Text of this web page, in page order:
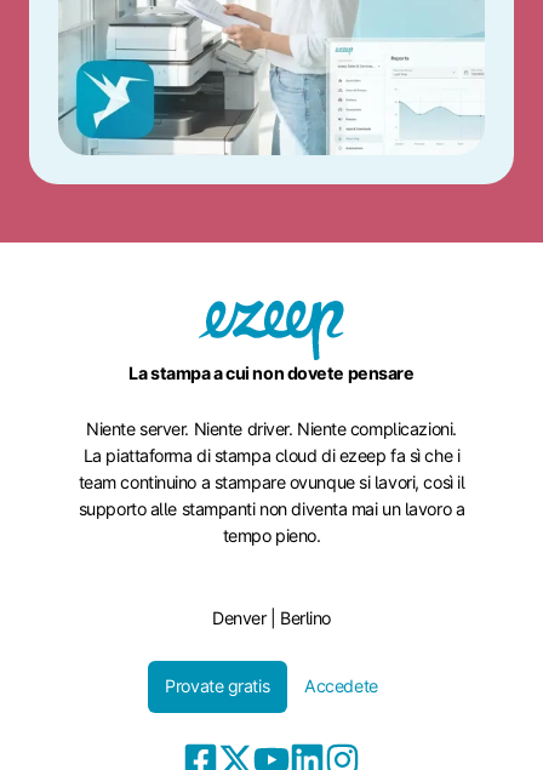
La stampa a cui non dovete pensare
Niente server. Niente driver. Niente complicazioni.
La piattaforma di stampa cloud di ezeep fa sì che i
team continuino a stampare ovunque si lavori, così il
supporto alle stampanti non diventa mai un lavoro a
tempo pieno.
Denver | Berlino
Provate gratis Accedete